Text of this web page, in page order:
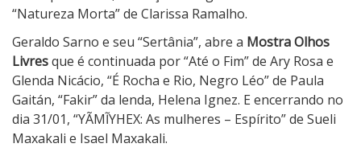
“Natureza Morta” de Clarissa Ramalho.
Geraldo Sarno e seu “Sertânia”, abre a Mostra Olhos
Livresque é continuada por “Até o Fim” de Ary Rosa e
Glenda Nicácio, “É Rocha e Rio, Negro Léo” de Paula
Gaitán, “Fakir” da lenda, Helena Ignez. E encerrando no
dia 31/01, “YÃMĨYHEX: As mulheres – Espírito” de Sueli
Maxakali e Isael Maxakali.